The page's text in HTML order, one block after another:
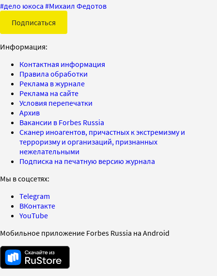
#дело юкоса #Михаил Федотов
Подписаться
Информация:
Контактная информация
Правила обработки
Реклама в журнале
Реклама на сайте
Условия перепечатки
Архив
Вакансии в Forbes Russia
Сканер иноагентов, причастных к экстремизму и
терроризму и организаций, признанных
нежелательными
Подписка на печатную версию журнала
Мы в соцсетях:
Telegram
ВКонтакте
YouTube
Мобильное приложение Forbes Russia на Android